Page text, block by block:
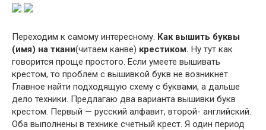
Переходим к самому интересному. Как вышить буквы
(имя) на ткани(читаем канве) крестиком. Ну тут как
говорится проще простого. Если умеете вышивать
крестом, то проблем с вышивкой букв не возникнет.
Главное найти подходящую схему с буквами, а дальше
дело техники. Предлагаю два варианта вышивки букв
крестом. Первый — русский алфавит, второй- английский.
Оба выполнены в технике счетный крест. Я один период